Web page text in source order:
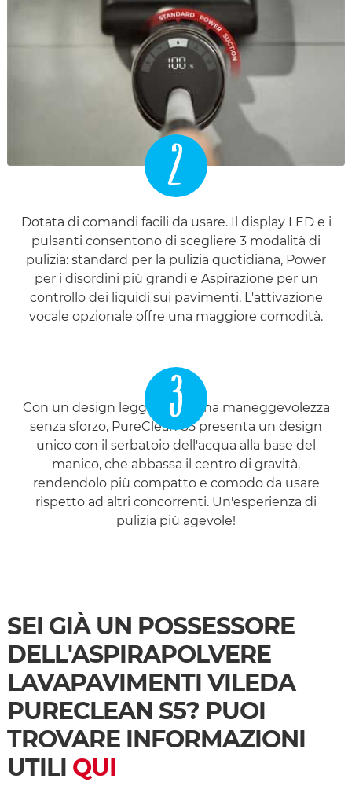
2
Dotata di comandi facili da usare. Il display LED e i
pulsanti consentono di scegliere 3 modalità di
pulizia: standard per la pulizia quotidiana, Power
per i disordini più grandi e Aspirazione per un
controllo dei liquidi sui pavimenti. L'attivazione
vocale opzionale offre una maggiore comodità.
3
Con un design leggero per una maneggevolezza
senza sforzo, PureClean S5 presenta un design
unico con il serbatoio dell'acqua alla base del
manico, che abbassa il centro di gravità,
rendendolo più compatto e comodo da usare
rispetto ad altri concorrenti. Un'esperienza di
pulizia più agevole!
SEI GIÀ UN POSSESSORE
DELL'ASPIRAPOLVERE
LAVAPAVIMENTI VILEDA
PURECLEAN S5? PUOI
TROVARE INFORMAZIONI
UTILI QUI